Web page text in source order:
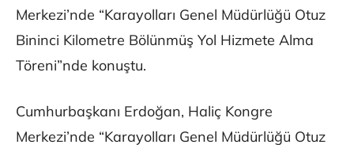
Merkezi’nde “Karayolları Genel Müdürlüğü Otuz
Bininci Kilometre Bölünmüş Yol Hizmete Alma
Töreni”nde konuştu.
Cumhurbaşkanı Erdoğan, Haliç Kongre
Merkezi’nde “Karayolları Genel Müdürlüğü Otuz